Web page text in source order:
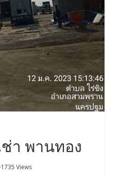
ช่า พานทอง
1735 Views